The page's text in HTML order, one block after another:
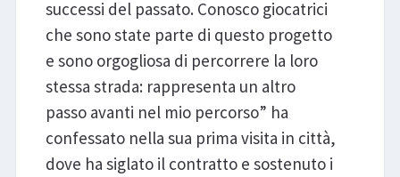
successi del passato. Conosco giocatrici
che sono state parte di questo progetto
e sono orgogliosa di percorrere la loro
stessa strada: rappresenta un altro
passo avanti nel mio percorso” ha
confessato nella sua prima visita in città,
dove ha siglato il contratto e sostenuto i